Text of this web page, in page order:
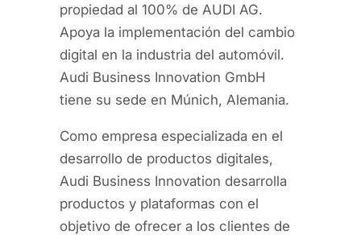
propiedad al 100% de AUDI AG.
Apoya la implementación del cambio
digital en la industria del automóvil.
Audi Business Innovation GmbH
tiene su sede en Múnich, Alemania.
Como empresa especializada en el
desarrollo de productos digitales,
Audi Business Innovation desarrolla
productos y plataformas con el
objetivo de ofrecer a los clientes de